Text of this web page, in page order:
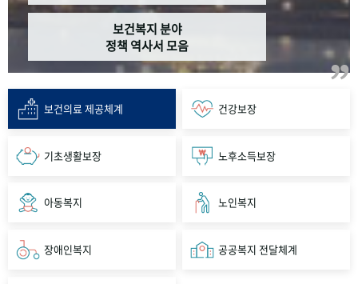
보건복지 분야
정책 역사서 모음
보건의료 제공체계 건강보장
기초생활보장 노후소득보장
아동복지 노인복지
장애인복지 공공복지 전달체계